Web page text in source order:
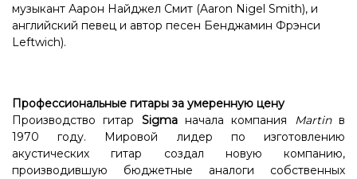
музыкант Аарон Найджел Смит (Aaron Nigel Smith), и
английский певец и автор песен Бенджамин Фрэнси
Leftwich).
Профессиональные гитары за умеренную цену
Производство гитар Sigmaначала компания Martinв
1970 году. Мировой лидер по изготовлению
акустических гитар создал новую компанию,
производившую бюджетные аналоги собственных